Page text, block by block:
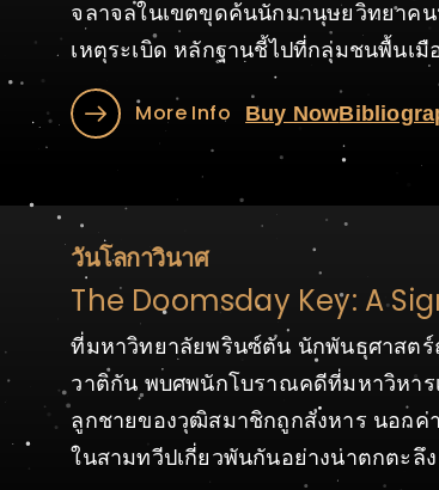
จลาจลในเขตขุดค้นนักมานุษยวิทยาค
เหตุระเบิด หลักฐานชี้ไปที่กลุ่มชนพื้นเมื
More Info Buy Now
วันโลกาวินาศ
The Doomsday Key: A
ที่มหาวิทยาลัยพรินซ์ตัน นักพันธุศาสต
วาติกัน พบศพนักโบราณคดีที่มหาวิหาร
ลูกชายของวุฒิสมาชิกถูกสังหาร นอกค่
ในสามทวีปเกี่ยวพันกันอย่างน่าตกตะลึง